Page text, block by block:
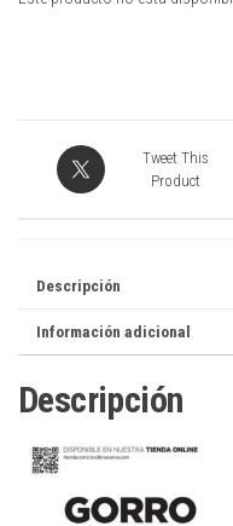
Tweet This
Product
Descripción
Información adicional
Descripción